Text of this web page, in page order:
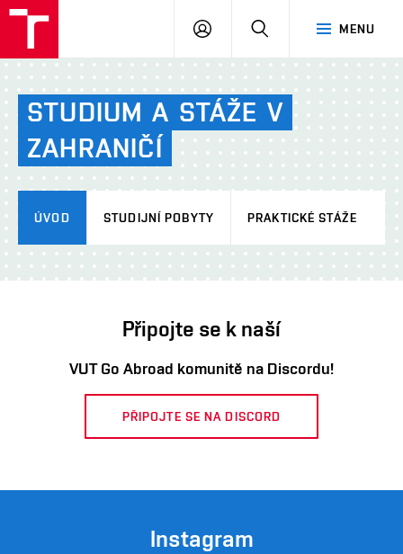
MENU
PŘIHLÁSIT
STUDIUM A STÁŽE V
ZAHRANIČÍ
ÚVOD STUDIJNÍ POBYTY PRAKTICKÉ STÁŽE
Připojte se k naší
VUT Go Abroad komunitě na Discordu!
PŘIPOJTE SE NA DISCORD
Instagram